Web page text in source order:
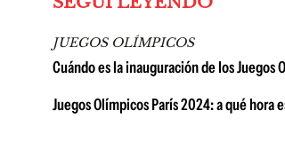
JUEGOS OLÍMPICOS
Cuándo es la inauguración de los
Juegos Olímpicos París 2024: a qué hora